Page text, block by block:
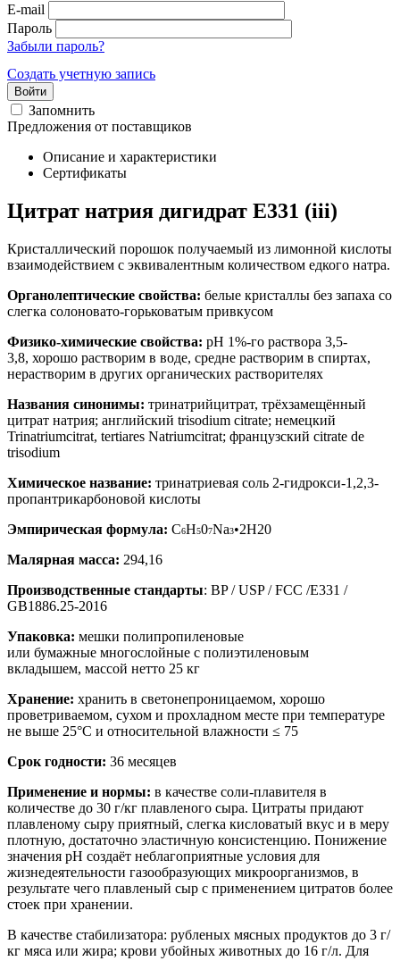
E-mail
Пароль
Забыли пароль?
Создать учетную запись
Войти
Запомнить
Предложения от поставщиков
Описание и характеристики
Сертификаты
Цитрат натрия дигидрат E331 (iii)
Кристаллический порошок получаемый из лимонной кислоты
взаимодействием с эквивалентным количеством едкого натра.
Органолептические свойства: белые кристаллы без запаха со
слегка солоновато-горьковатым привкусом
Физико-химические свойства: pН 1%-го раствора 3,5-
3,8, хорошо растворим в воде, средне растворим в спиртах,
нерастворим в других органических растворителях
Названия синонимы: тринатрийцитрат, трёхзамещённый
цитрат натрия; английский trisodium citrate; немецкий
Trinatriumcitrat, tertiares Natriumcitrat; французский citrate de
trisodium
Химическое название: тринатриевая соль 2-гидрокси-1,2,3-
пропантрикарбоновой кислоты
Эмпирическая формула: C6H507Na3•2Н20
Малярная масса: 294,16
Производственные стандарты: BP / USP / FCC /E331 /
GB1886.25-2016
Упаковка: мешки полипропиленовые
или бумажные многослойные с полиэтиленовым
вкладышем, массой нетто 25 кг
Хранение: хранить в светонепроницаемом, хорошо
проветриваемом, сухом и прохладном месте при температуре
не выше 25°С и относительной влажности ≤ 75
Срок годности: 36 месяцев
Применение и нормы: в качестве соли-плавителя в
количестве до 30 г/кг плавленого сыра. Цитраты придают
плавленому сыру приятный, слегка кисловатый вкус и в меру
плотную, достаточно эластичную консистенцию. Понижение
значения рН создаёт неблагоприятные условия для
жизнедеятельности газообразующих микроорганизмов, в
результате чего плавленый сыр с применением цитратов более
стоек при хранении.
В качестве стабилизатора: рубленых мясных продуктов до 3 г/
кг мяса или жира; крови убойных животных до 16 г/л. Для